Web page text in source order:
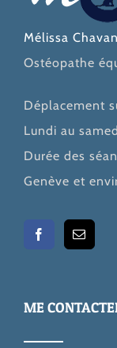
Mélissa
Ostéopathe
Déplacement
Lundi au
Durée des
Genève et
ME